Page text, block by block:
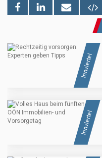
Innviertel
Innviertel